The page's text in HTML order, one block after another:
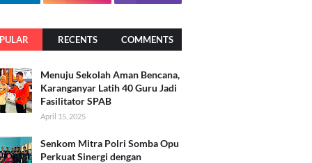
RECENTS COMMENTS
Menuju Sekolah Aman Bencana,
Karanganyar Latih 40 Guru Jadi
Fasilitator SPAB
April 15, 2025
Senkom Mitra Polri Somba Opu
Perkuat Sinergi dengan